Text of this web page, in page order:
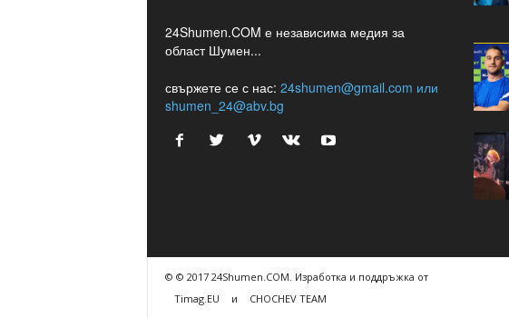
24Shumen.COM е независима медия за
област Шумен...
свържете се с нас: 24shumen@gmail.com или
shumen_24@abv.bg
© © 2017 24Shumen.COM. Изработка и поддръжка от
Timag.EU
и CHOCHEV TEAM